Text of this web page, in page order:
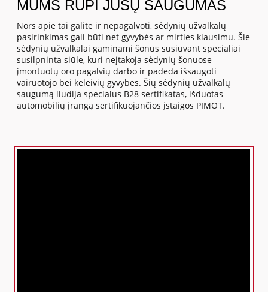
MUMS RŪPI JŪSŲ SAUGUMAS
Nors apie tai galite ir nepagalvoti, sėdynių užvalkalų
pasirinkimas gali būti net gyvybės ar mirties klausimu. Šie
sėdynių užvalkalai gaminami šonus susiuvant specialiai
susilpninta siūle, kuri neįtakoja sėdynių šonuose
įmontuotų oro pagalvių darbo ir padeda išsaugoti
vairuotojo bei keleivių gyvybes. Šių sėdynių užvalkalų
saugumą liudija specialus B28 sertifikatas, išduotas
automobilių įrangą sertifikuojančios įstaigos PIMOT.